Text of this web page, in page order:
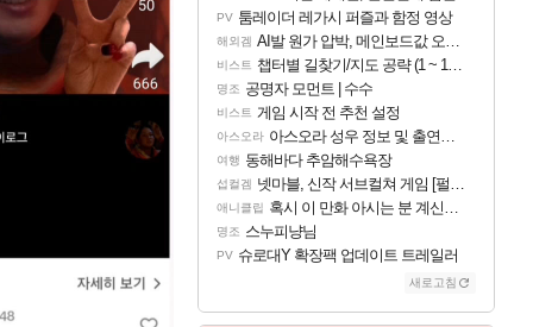
PV 툼레이더 레가시 퍼즐과 함정 영상
해외겜 AI발 원가 압박, 메인보드값 오르나
비스트 챕터별 길찾기/지도 공략 (1 ~ 12장)
명조 공명자 모먼트 | 수수
비스트 게임 시작 전 추천 설정
아스오라 아스오라 성우 정보 및 출연작 모음
여행 동해바다 추암해수욕장
섭컬겜 넷마블, 신작 서브컬쳐 게임 [펄 인 블루] 티저 사이트 오픈
애니클립 혹시 이 만화 아시는 분 계신가요
명조 스누피냥님
PV 슈로대Y 확장팩 업데이트 트레일러
새로고침